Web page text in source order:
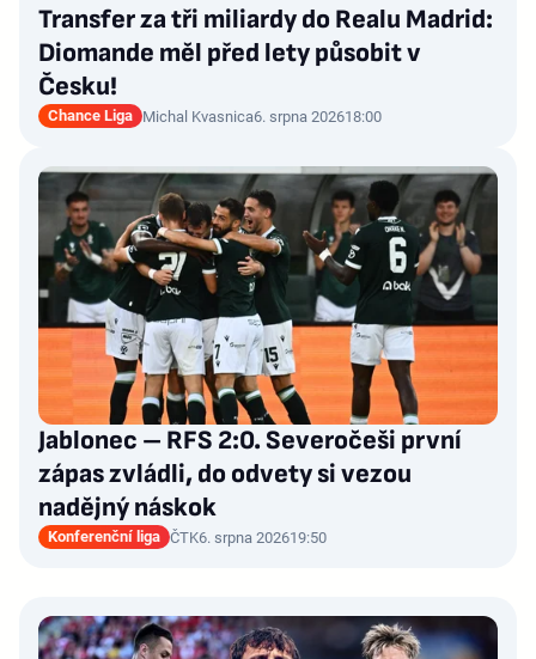
Transfer za tři miliardy do Realu Madrid:
Diomande měl před lety působit v
Česku!
Chance Liga Michal Kvasnica6. srpna 202618:00
Jablonec – RFS 2:0. Severočeši první
zápas zvládli, do odvety si vezou
nadějný náskok
Konferenční liga ČTK6. srpna 202619:50